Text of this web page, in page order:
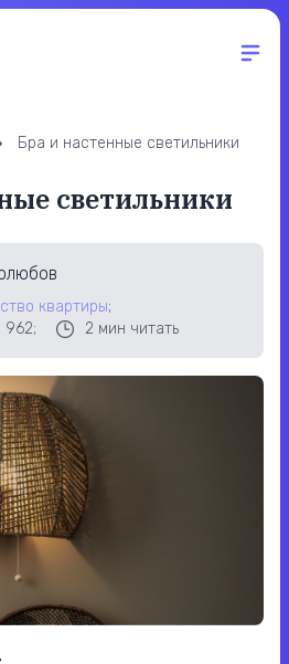
Бра и настенные светильники
светильники
квартиры;
962; 2 мин читать